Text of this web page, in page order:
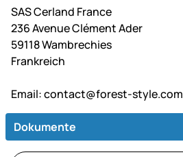
SAS Cerland France
236 Avenue Clément Ader
59118 Wambrechies
Frankreich
Email:contact@forest-style.com
Dokumente